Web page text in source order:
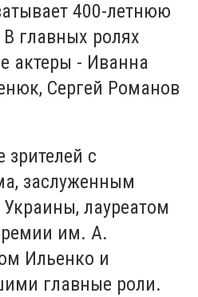
400-летнюю
главных ролях
актеры - Иванна
Сергей Романов
зрителей с
заслуженным
лауреатом
им. А.
Ильенко и
главные роли.